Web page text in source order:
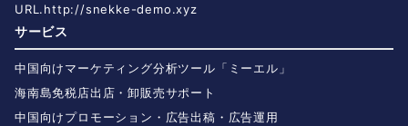
URL.http://snekke-demo.xyz
サービス
中国向けマーケティング分析ツール「ミーエル」
海南島免税店出店・卸販売サポート
中国向けプロモーション・広告出稿・広告運用